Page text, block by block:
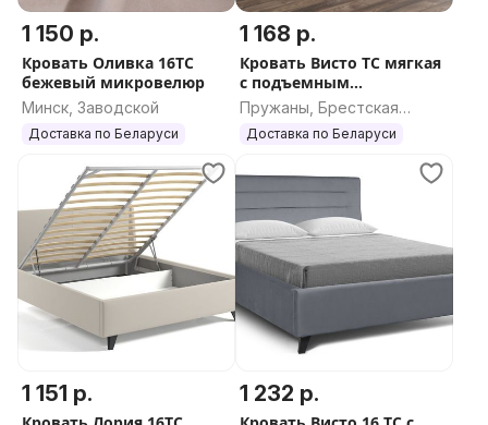
1 150 р.
Кровать Оливка 16ТС
бежевый микровелюр
Минск, Заводской
Доставка по Беларуси
1 168 р.
Кровать Висто ТС мягкая
с подъемным
механизмом
Пружаны, Брестская
область
Доставка по Беларуси
1 151 р. 1 232 р.